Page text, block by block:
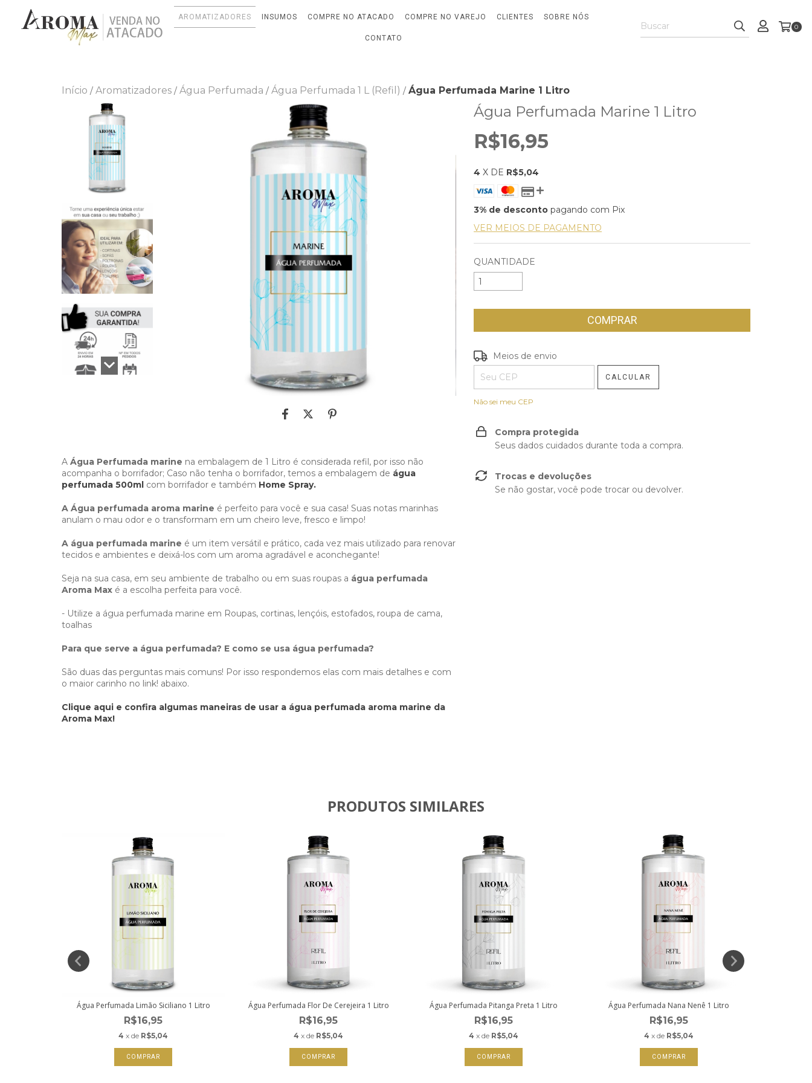
AROMATIZADORES INSUMOS COMPRE NO ATACADO COMPRE NO VAREJO CLIENTES SOBRE NÓS
CONTATO
0
Início / Aromatizadores / Água Perfumada / Água Perfumada 1 L (Refil) / Água Perfumada Marine 1 Litro
A Água Perfumada marine na embalagem de 1 Litro é considerada refil, por isso não
acompanha o borrifador; Caso não tenha o borrifador, temos a embalagem de água
perfumada 500ml com borrifador e também Home Spray.
A Água perfumada aroma marine é perfeito para você e sua casa! Suas notas marinhas
anulam o mau odor e o transformam em um cheiro leve, fresco e limpo!
A água perfumada marine é um item versátil e prático, cada vez mais utilizado para renovar
tecidos e ambientes e deixá-los com um aroma agradável e aconchegante!
Seja na sua casa, em seu ambiente de trabalho ou em suas roupas a água perfumada
Aroma Max é a escolha perfeita para você.
- Utilize a água perfumada marine em Roupas, cortinas, lençóis, estofados, roupa de cama,
toalhas
Para que serve a água perfumada? E como se usa água perfumada?
São duas das perguntas mais comuns! Por isso respondemos elas com mais detalhes e com
o maior carinho no link! abaixo.
Clique aqui e confira algumas maneiras de usar a água perfumada aroma marine da
Aroma Max!
Água Perfumada Marine 1 Litro
R$16,95
4 X DE R$5,04
3% de desconto pagando com Pix
VER MEIOS DE PAGAMENTO
QUANTIDADE
Entregas para o CEP:
Meios de envio
CALCULAR
Não sei meu CEP
Compra protegida
Seus dados cuidados durante toda a compra.
Trocas e devoluções
Se não gostar, você pode trocar ou devolver.
PRODUTOS SIMILARES
Água Perfumada Limão Siciliano 1 Litro
R$16,95
4 x de R$5,04
Água Perfumada Flor De Cerejeira 1 Litro
R$16,95
4 x de R$5,04
Água Perfumada Pitanga Preta 1 Litro
R$16,95
4 x de R$5,04
Água Perfumada Nana Nenê 1 Litro
R$16,95
4 x de R$5,04